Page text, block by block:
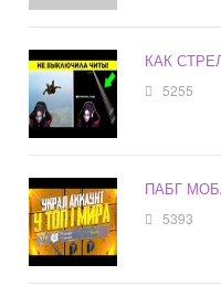
КАК
5255
ПАБГ
5393